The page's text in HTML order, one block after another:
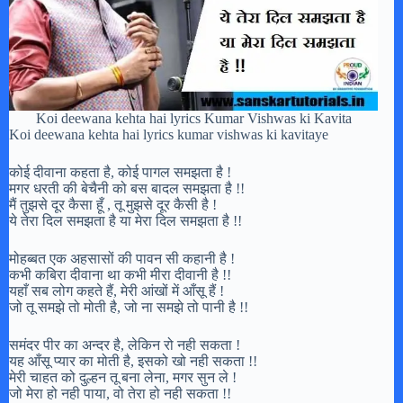
Koi deewana kehta hai lyrics Kumar Vishwas ki Kavita
Koi deewana kehta hai lyrics kumar vishwas ki kavitaye
कोई दीवाना कहता है, कोई पागल समझता है !
मगर धरती की बेचैनी को बस बादल समझता है !!
मैं तुझसे दूर कैसा हूँ , तू मुझसे दूर कैसी है !
ये तेरा दिल समझता है या मेरा दिल समझता है !!
मोहब्बत एक अहसासों की पावन सी कहानी है !
कभी कबिरा दीवाना था कभी मीरा दीवानी है !!
यहाँ सब लोग कहते हैं, मेरी आंखों में आँसू हैं !
जो तू समझे तो मोती है, जो ना समझे तो पानी है !!
समंदर पीर का अन्दर है, लेकिन रो नही सकता !
यह आँसू प्यार का मोती है, इसको खो नही सकता !!
मेरी चाहत को दुल्हन तू बना लेना, मगर सुन ले !
जो मेरा हो नही पाया, वो तेरा हो नही सकता !!